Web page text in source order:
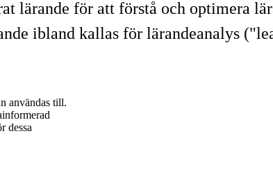
lärande för att förstå och optimera
ibland kallas för lärandeanalys
användas till.
dessa